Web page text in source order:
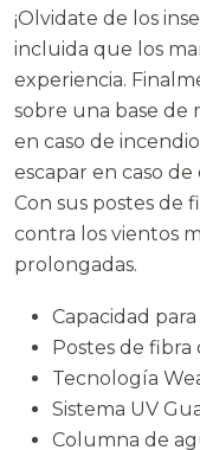
¡Olvidate de los
incluida que los
experiencia.
sobre una base de
en caso de
escapar en caso
Con sus postes de
contra los vientos
prolongadas.
Capacidad
Postes de fibra
Tecnología
Sistema UV
Columna de